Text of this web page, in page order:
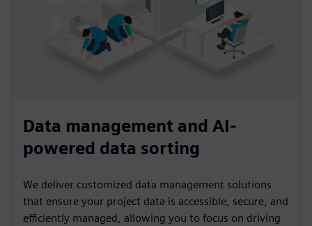
Data management and AI-
powered data sorting
We deliver customized data management solutions
that ensure your project data is accessible, secure, and
efficiently managed, allowing you to focus on driving